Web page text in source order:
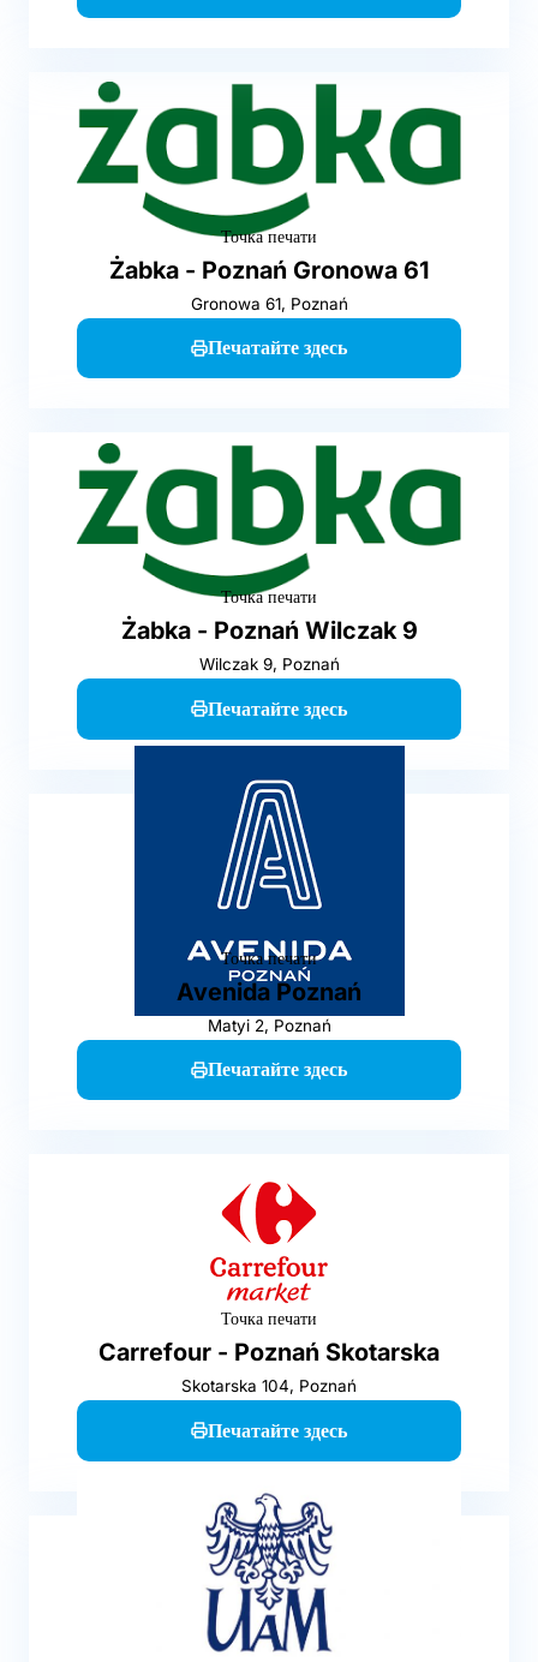
Точка печати
Żabka - Poznań Gronowa 61
Gronowa 61, Poznań
Печатайте здесь
Точка печати
Żabka - Poznań Wilczak 9
Wilczak 9, Poznań
Печатайте здесь
Точка печати
Avenida Poznań
Matyi 2, Poznań
Печатайте здесь
Точка печати
Carrefour - Poznań Skotarska
Skotarska 104, Poznań
Печатайте здесь